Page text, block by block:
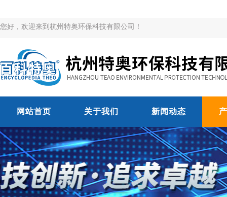
您好，欢迎来到杭州特奥环保科技有限公司！
网站首页 关于我们 新闻动态